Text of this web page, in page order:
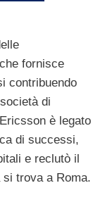
fornisce
contribuendo
di
è legato
di successi,
e reclutò il
trova a Roma.